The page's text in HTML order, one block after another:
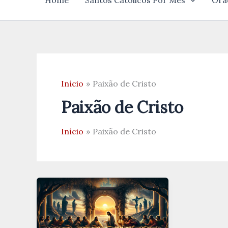
Início Paixão de Cristo
Paixão de Cristo
Início Paixão de Cristo